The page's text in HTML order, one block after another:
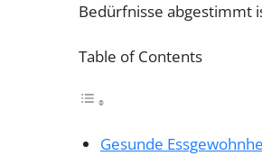
Bedürfnisse abgestimmt
Table of Contents
Gesunde